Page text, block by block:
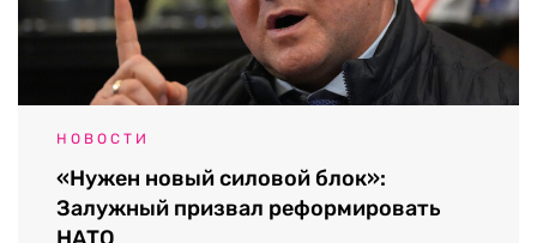
НОВОСТИ
«Нужен новый силовой блок»:
Залужный призвал реформировать